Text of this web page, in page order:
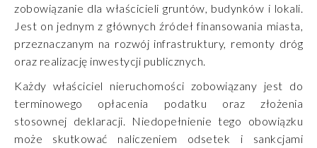
zobowiązanie dla właścicieli gruntów, budynków i lokali.
Jest on jednym z głównych źródeł finansowania miasta,
przeznaczanym na rozwój infrastruktury, remonty dróg
oraz realizację inwestycji publicznych.
Każdy właściciel nieruchomości zobowiązany jest do
terminowego opłacenia podatku oraz złożenia
stosownej deklaracji. Niedopełnienie tego obowiązku
może skutkować naliczeniem odsetek i sankcjami